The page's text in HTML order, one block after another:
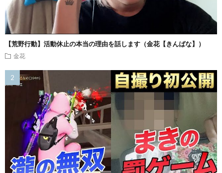
【荒野行動】活動休止の本当の理由を話します（金花【きんばな】）
金花